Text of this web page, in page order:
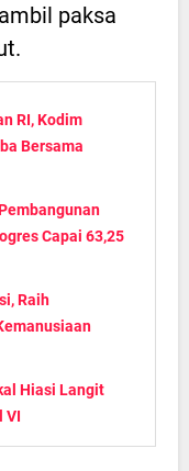
paksa
RI, Kodim
Bersama
Capai 63,25
Raih
Hiasi Langit
VI